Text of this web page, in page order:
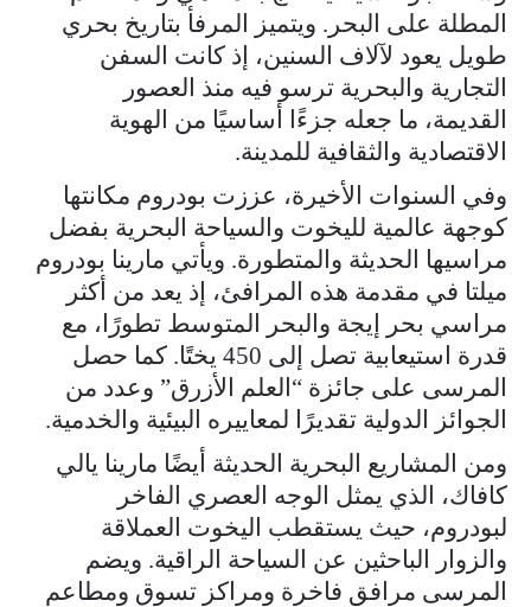
المطلة على البحر. ويتميز المرفأ بتاريخ بحري
طويل يعود لآلاف السنين، إذ كانت السفن
التجارية والبحرية ترسو فيه منذ العصور
القديمة، ما جعله جزءًا أساسيًا من الهوية
الاقتصادية والثقافية للمدينة.
وفي السنوات الأخيرة، عززت بودروم مكانتها
كوجهة عالمية لليخوت والسياحة البحرية بفضل
مراسيها الحديثة والمتطورة. ويأتي مارينا بودروم
ميلتا في مقدمة هذه المرافئ، إذ يعد من أكثر
مراسي بحر إيجة والبحر المتوسط تطورًا، مع
قدرة استيعابية تصل إلى 450 يختًا. كما حصل
المرسى على جائزة “العلم الأزرق” وعدد من
الجوائز الدولية تقديرًا لمعاييره البيئية والخدمية.
ومن المشاريع البحرية الحديثة أيضًا مارينا يالي
كافاك، الذي يمثل الوجه العصري الفاخر
لبودروم، حيث يستقطب اليخوت العملاقة
والزوار الباحثين عن السياحة الراقية. ويضم
المرسى مرافق فاخرة ومراكز تسوق ومطاعم